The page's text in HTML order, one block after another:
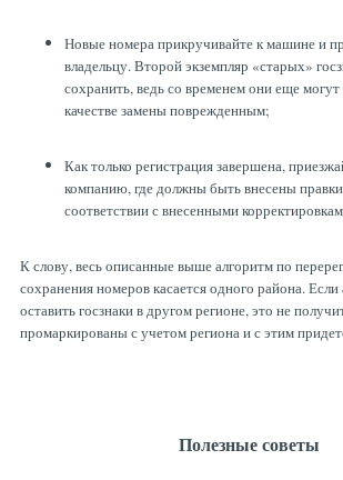
Новые номера прикручивайте к машине и
владельцу. Второй экземпляр «старых»
сохранить, ведь со временем они еще могут
качестве замены поврежденным;
Как только регистрация завершена,
компанию, где должны быть внесены
соответствии с внесенными
К слову, весь описанные выше алгоритм по
сохранения номеров касается одного района.
оставить госзнаки в другом регионе, это не
промаркированы с учетом региона и с этим
Полезные советы